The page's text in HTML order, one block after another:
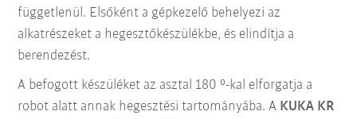
függetlenül. Elsőként a gépkezelő behelyezi az
alkatrészeket a hegesztőkészülékbe, és elindítja a
berendezést.
A befogott készüléket az asztal 180 °-kal elforgatja a
robot alatt annak hegesztési tartományába. A KUKA KR